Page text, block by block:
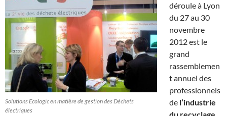
Solutions Ecologic en matière de gestion des Déchets
électriques
déroule à Lyon
du 27 au 30
novembre
2012 est le
grand
rassemblemen
t annuel des
professionnels
de l’industrie